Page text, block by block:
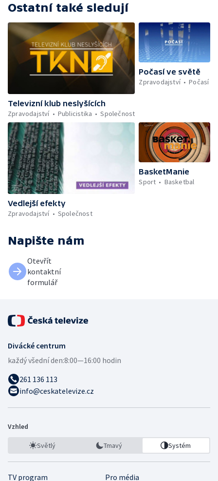
Ostatní také sledují
Televizní klub neslyšících
Zpravodajství
Publicistika Společnost
Počasí ve světě
Zpravodajství
Počasí
Vedlejší efekty
Zpravodajství
Společnost
BasketManie
Sport
Basketbal
Napište nám
Otevřít
kontaktní
formulář
Divácké centrum
každý všední den:8:00—16:00 hodin
261 136 113
info@ceskatelevize.cz
Vzhled
Světlý Tmavý Systém
TV program Pro média